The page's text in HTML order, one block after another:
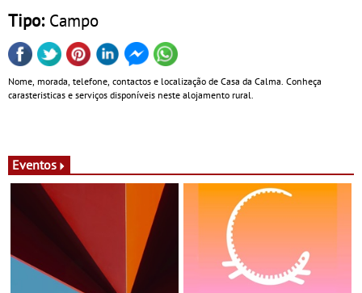
Tipo: Campo
Nome, morada, telefone, contactos e localização de Casa da Calma. Conheça
carasteristicas e serviços disponíveis neste alojamento rural.
Eventos